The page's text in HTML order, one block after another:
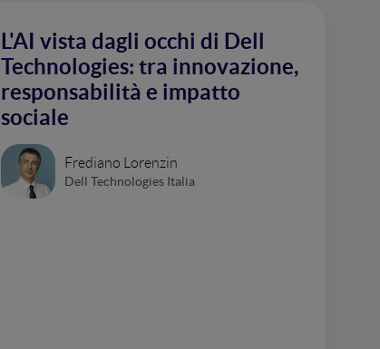
L'AI vista dagli occhi di Dell
Technologies: tra innovazione,
responsabilità e impatto
sociale
Frediano Lorenzin
Dell Technologies Italia